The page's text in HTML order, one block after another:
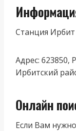
Станция Ирбит
Адрес: 623850,
Ирбитский
Онлайн
Если Вам